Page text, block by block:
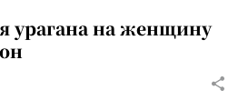
урагана на женщину